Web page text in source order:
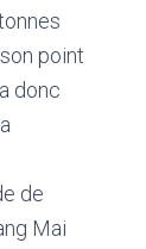
point
donc
de
Mai